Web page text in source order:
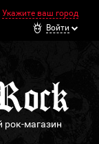
Укажите ваш город
Войти
рок-магазин